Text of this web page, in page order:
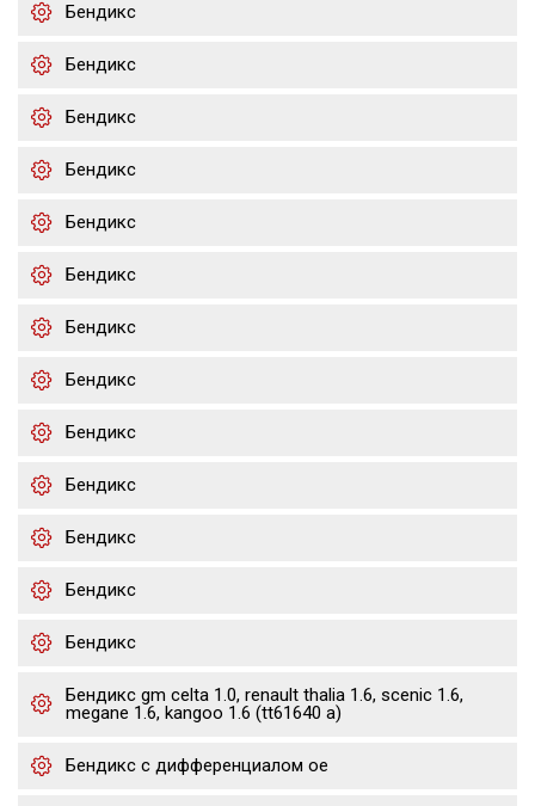
Бендикс
Бендикс
Бендикс
Бендикс
Бендикс
Бендикс
Бендикс
Бендикс
Бендикс
Бендикс
Бендикс
Бендикс
Бендикс
Бендикс gm celta 1.0, renault thalia 1.6, scenic 1.6,
megane 1.6, kangoo 1.6 (tt61640 a)
Бендикс с дифференциалом oe